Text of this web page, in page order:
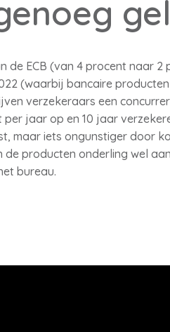
ECB (van 4 procent naar
(waarbij bancaire
verzekeraars een
jaar op en 10 jaar
maar iets ongunstiger door
producten onderling wel
bureau.